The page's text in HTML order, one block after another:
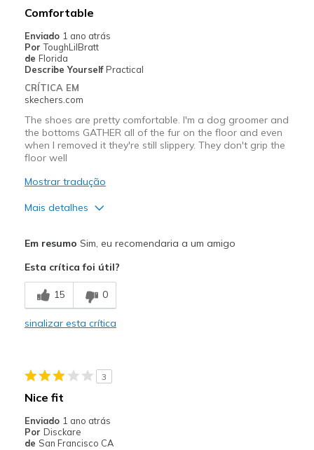
Comfortable
Enviado 1 ano atrás
Por ToughLilBratt
de Florida
Describe Yourself Practical
CRÍTICA EM
skechers.com
The shoes are pretty comfortable. I'm a dog groomer and
the bottoms GATHER all of the fur on the floor and even
when I removed it they're still slippery. They don't grip the
floor well
Mostrar tradução
Mais detalhes
Breathe Well
Comfortable
Width
Feels true to width
Em resumo Sim, eu recomendaria a um amigo
Esta crítica foi útil?
15 0
sinalizar esta crítica
3
Nice fit
Enviado 1 ano atrás
Por Disckare
de San Francisco CA